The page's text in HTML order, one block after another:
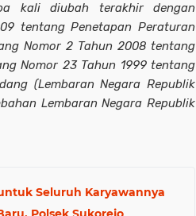
kali diubah terakhir dengan
tentang Penetapan Peraturan
Nomor 2 Tahun 2008 tentang
Nomor 23 Tahun 1999 tentang
(Lembaran Negara Republik
Lembaran Negara Republik
Seluruh Karyawannya